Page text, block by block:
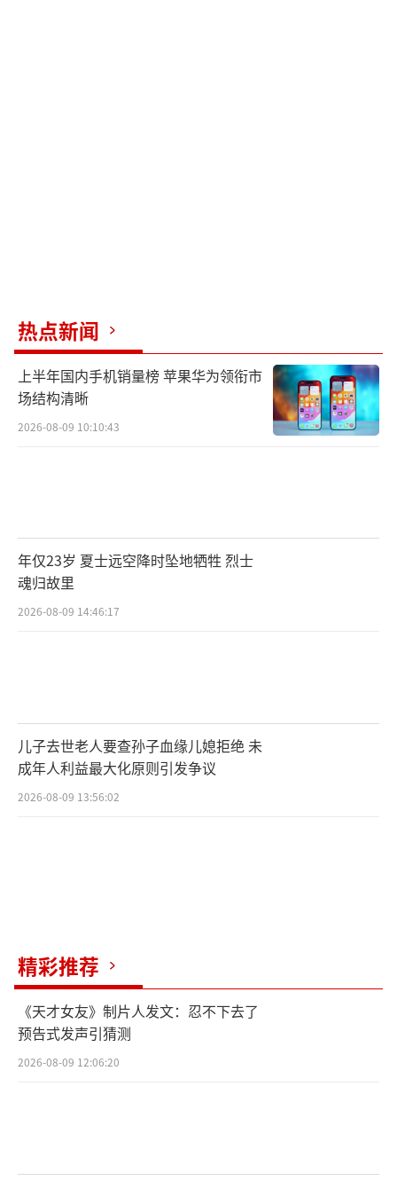
热点新闻
上半年国内手机销量榜 苹果华为领衔市
场结构清晰
2026-08-09 10:10:43
年仅23岁 夏士远空降时坠地牺牲 烈士
魂归故里
2026-08-09 14:46:17
儿子去世老人要查孙子血缘儿媳拒绝 未
成年人利益最大化原则引发争议
2026-08-09 13:56:02
精彩推荐
《天才女友》制片人发文：忍不下去了
预告式发声引猜测
2026-08-09 12:06:20